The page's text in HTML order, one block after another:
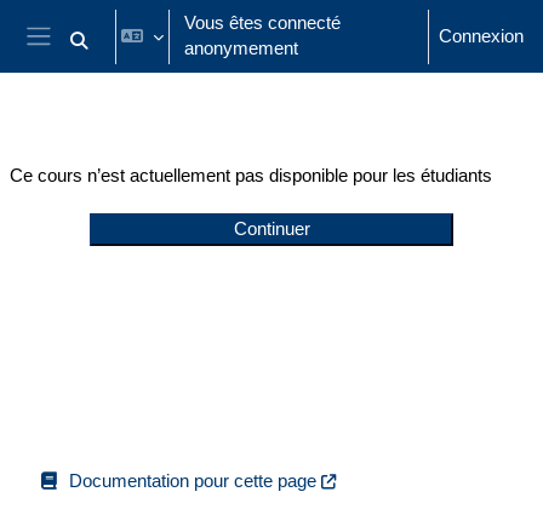
Passer au contenu principal
Panneau latéral
Activer/désactiver la saisie de recherche
Vous êtes connecté
anonymement
Connexion
Ce cours n’est actuellement pas disponible pour les étudiants
Continuer
Documentation pour cette page